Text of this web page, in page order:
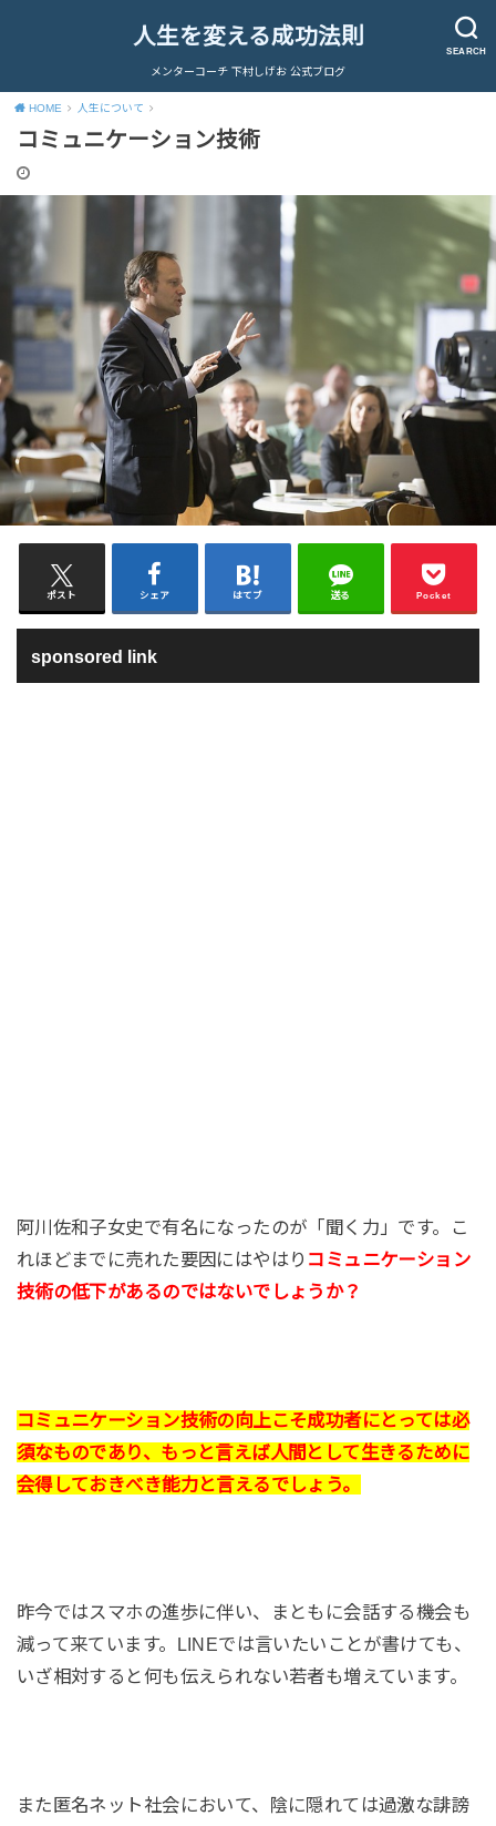
SEARCH
人生を変える成功法則
メンターコーチ 下村しげお 公式ブログ
HOME 人生について
コミュニケーション技術
ポスト シェア はてブ 送る Pocket
sponsored link
阿川佐和子女史で有名になったのが「聞く力」です。こ
れほどまでに売れた要因にはやはり コミュニケーション
技術の低下があるのではないでしょうか？
コミュニケーション技術の向上こそ成功者にとっては必
須なものであり、もっと言えば人間として生きるために
会得しておきべき能力と言えるでしょう。
昨今ではスマホの進歩に伴い、まともに会話する機会も
減って来ています。LINEでは言いたいことが書けても、
いざ相対すると何も伝えられない若者も増えています。
また匿名ネット社会において、陰に隠れては過激な誹謗